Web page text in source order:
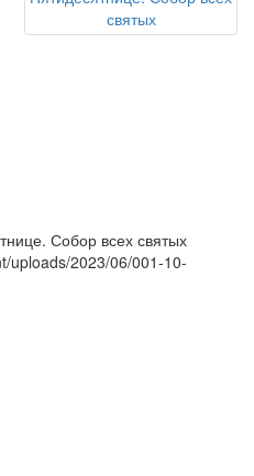
Собор всех святых
uploads/2023/06/001-10-